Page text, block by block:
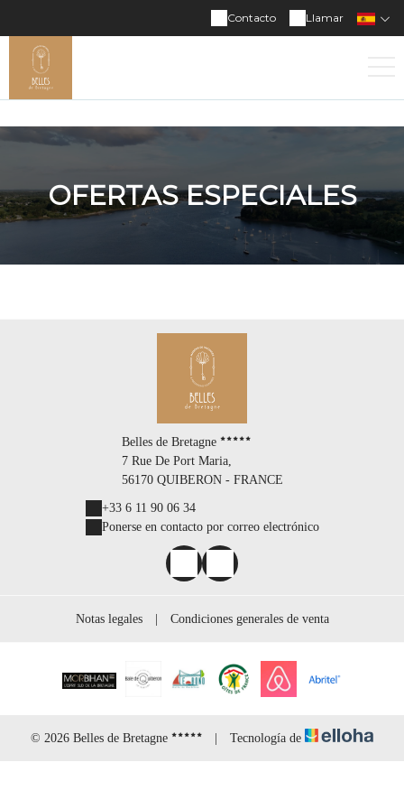
Llamar
Contacto
OFERTAS ESPECIALES
Belles de Bretagne
7 Rue De Port Maria,
56170 QUIBERON - FRANCE
+33 6 11 90 06 34
Ponerse en contacto por correo electrónico
Notas legales Condiciones generales de venta
© 2026 Belles de Bretagne Tecnología de